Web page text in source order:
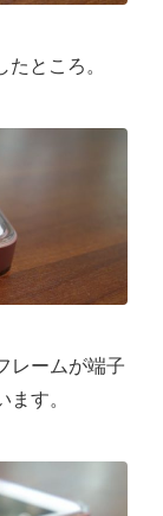
ところ。
レームが端子
す。